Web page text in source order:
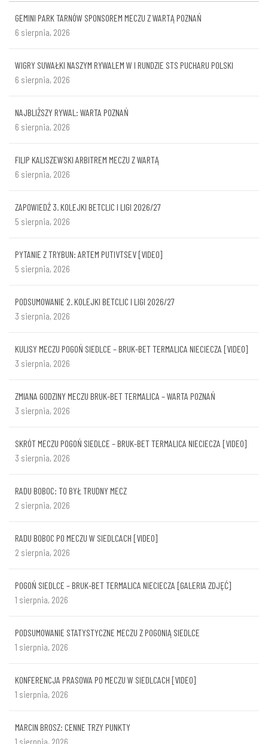
GEMINI PARK TARNÓW SPONSOREM MECZU Z WARTĄ POZNAŃ
6 sierpnia, 2026
WIGRY SUWAŁKI NASZYM RYWALEM W I RUNDZIE STS PUCHARU POLSKI
6 sierpnia, 2026
NAJBLIŻSZY RYWAL: WARTA POZNAŃ
6 sierpnia, 2026
FILIP KALISZEWSKI ARBITREM MECZU Z WARTĄ
6 sierpnia, 2026
ZAPOWIEDŹ 3. KOLEJKI BETCLIC I LIGI 2026/27
5 sierpnia, 2026
PYTANIE Z TRYBUN: ARTEM PUTIVTSEV [VIDEO]
5 sierpnia, 2026
PODSUMOWANIE 2. KOLEJKI BETCLIC I LIGI 2026/27
3 sierpnia, 2026
KULISY MECZU POGOŃ SIEDLCE – BRUK-BET TERMALICA NIECIECZA [VIDEO]
3 sierpnia, 2026
ZMIANA GODZINY MECZU BRUK-BET TERMALICA – WARTA POZNAŃ
3 sierpnia, 2026
SKRÓT MECZU POGOŃ SIEDLCE – BRUK-BET TERMALICA NIECIECZA [VIDEO]
3 sierpnia, 2026
RADU BOBOC: TO BYŁ TRUDNY MECZ
2 sierpnia, 2026
RADU BOBOC PO MECZU W SIEDLCACH [VIDEO]
2 sierpnia, 2026
POGOŃ SIEDLCE – BRUK-BET TERMALICA NIECIECZA [GALERIA ZDJĘĆ]
1 sierpnia, 2026
PODSUMOWANIE STATYSTYCZNE MECZU Z POGONIĄ SIEDLCE
1 sierpnia, 2026
KONFERENCJA PRASOWA PO MECZU W SIEDLCACH [VIDEO]
1 sierpnia, 2026
MARCIN BROSZ: CENNE TRZY PUNKTY
1 sierpnia, 2026